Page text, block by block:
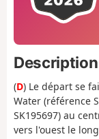
(D) Le départ se
Water (référence
SK195697) au
vers l'ouest le